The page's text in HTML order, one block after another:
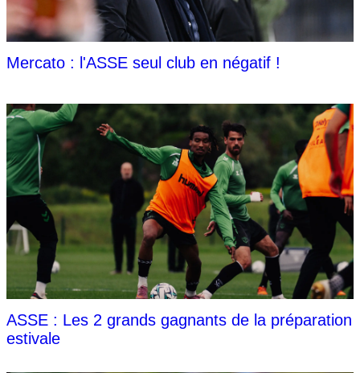
Mercato : l'ASSE seul club en négatif !
ASSE : Les 2 grands gagnants de la préparation
estivale